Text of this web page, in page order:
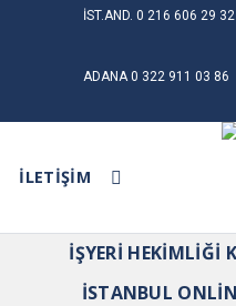
İST.AND. 0 216 606 29 32
ADANA0 322 911 03 86
İLETIŞIM
İŞYERI HEKIMLIĞI
İSTANBUL